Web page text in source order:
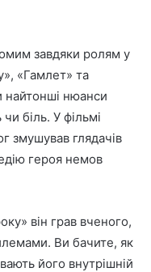
завдяки ролям у
«Гамлет» та
найтонші нюанси
біль. У фільмі
змушував глядачів
героя немов
він грав вченого,
Ви бачите, як
його внутрішній